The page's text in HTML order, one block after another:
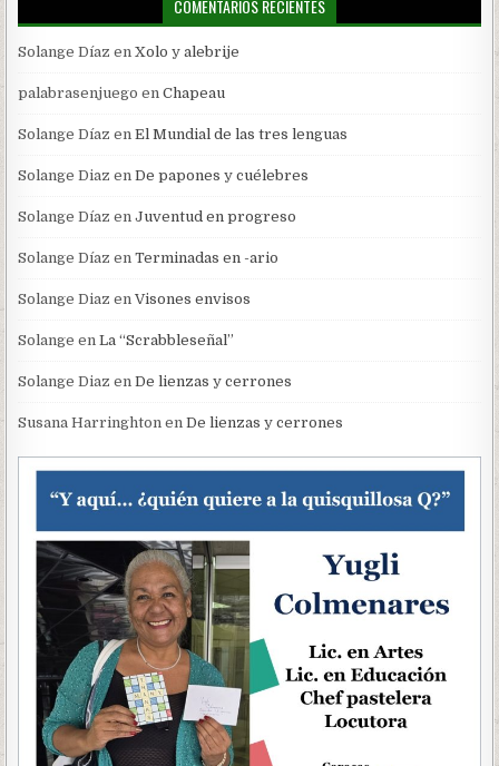
COMENTARIOS RECIENTES
Solange Díaz enXolo y alebrije
palabrasenjuego enChapeau
Solange Díaz enEl Mundial de las tres lenguas
Solange Diaz enDe papones y cuélebres
Solange Díaz enJuventud en progreso
Solange Díaz enTerminadas en -ario
Solange Diaz enVisones envisos
Solange enLa “Scrabbleseñal”
Solange Diaz enDe lienzas y cerrones
Susana Harringhton enDe lienzas y cerrones